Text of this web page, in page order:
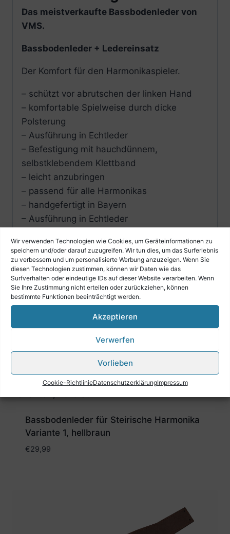
Wir verwenden Technologien wie Cookies, um Geräteinformationen zu
speichern und/oder darauf zuzugreifen. Wir tun dies, um das Surferlebnis
zu verbessern und um personalisierte Werbung anzuzeigen. Wenn Sie
diesen Technologien zustimmen, können wir Daten wie das
Surfverhalten oder eindeutige IDs auf dieser Website verarbeiten. Wenn
Sie Ihre Zustimmung nicht erteilen oder zurückziehen, können
bestimmte Funktionen beeinträchtigt werden.
Akzeptieren
Verwerfen
Vorlieben
Cookie-RichtlinieDatenschutzerklärungImpressum
Das meistverkaufte Bassbodenleder von
VMS.
Bassbodenleder + Ledereinsatz
Der Komfort für den Harmonikaspieler.
– schützt vor abrutschen der linken Hand
– komfortable Spielweise durch dicke
Polsterung
– Ausführung in Echtleder
– Befestigung mit hauchdünnem,
selbstklebendem Klettband
– leicht anzubringen
– passend für alle Harmonikas
– handgefertigt in Bayern
– Ausführung in Echtleder
– Maße Bassbodenleder: 18 x 14,5 cm
– Maße Ledereinsatz: 30 x 8 cm
– doppelte Naht
– auch für Pianoakkordeons geeignet
Ähnliche Produkte
Bassbodenleder für Steirische Harmonika
Variante 1, hellbraun
€29,99